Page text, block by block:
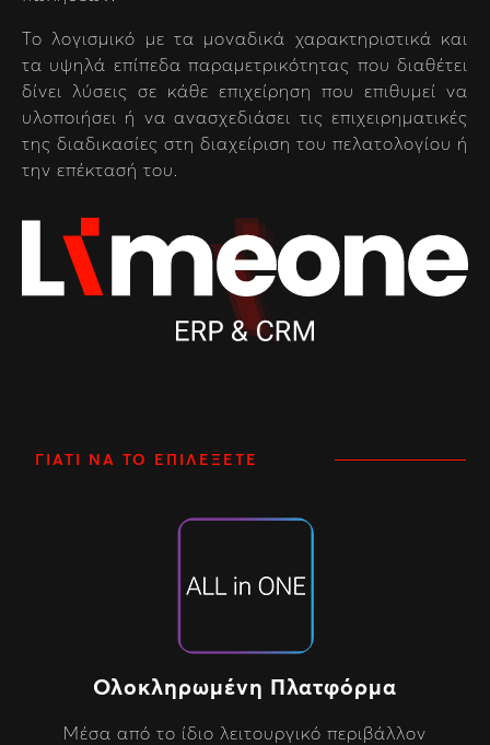
Το λογισμικό με τα μοναδικά χαρακτηριστικά και
τα υψηλά επίπεδα παραμετρικότητας που διαθέτει
δίνει λύσεις σε κάθε επιχείρηση που επιθυμεί να
υλοποιήσει ή να ανασχεδιάσει τις επιχειρηματικές
της διαδικασίες στη διαχείριση του πελατολογίου ή
την επέκτασή του.
ΓΙΑΤΊ ΝΑ ΤΟ ΕΠΙΛΈΞΕΤΕ
Ολοκληρωμένη Πλατφόρμα
Μέσα από το ίδιο λειτουργικό περιβάλλον